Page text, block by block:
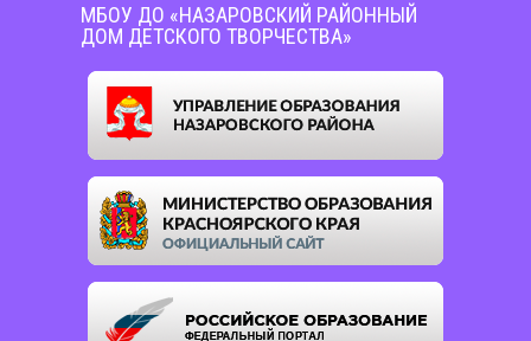
МБОУ ДО «НАЗАРОВСКИЙ РАЙОННЫЙ
ДОМ ДЕТСКОГО ТВОРЧЕСТВА»